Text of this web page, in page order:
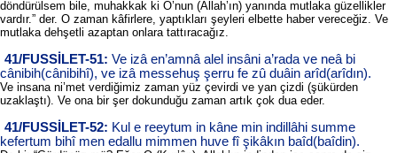
döndürülsem bile, muhakkak ki O’nun (Allah’ın) yanında mutlaka güzellikler
vardır.” der. O zaman kâfirlere, yaptıkları şeyleri elbette haber vereceğiz. Ve
mutlaka dehşetli azaptan onlara tattıracağız.
41/FUSSİLET-51: Ve izâ en’amnâ alel insâni a’rada ve neâ bi
cânibih(cânibihî), ve izâ messehuş şerru fe zû duâin arîd(arîdın).
Ve insana ni’met verdiğimiz zaman yüz çevirdi ve yan çizdi (şükürden
uzaklaştı). Ve ona bir şer dokunduğu zaman artık çok dua eder.
41/FUSSİLET-52: Kul e reeytum in kâne min indillâhi summe
kefertum bihî men edallu mimmen huve fî şikâkın baîd(baîdin).